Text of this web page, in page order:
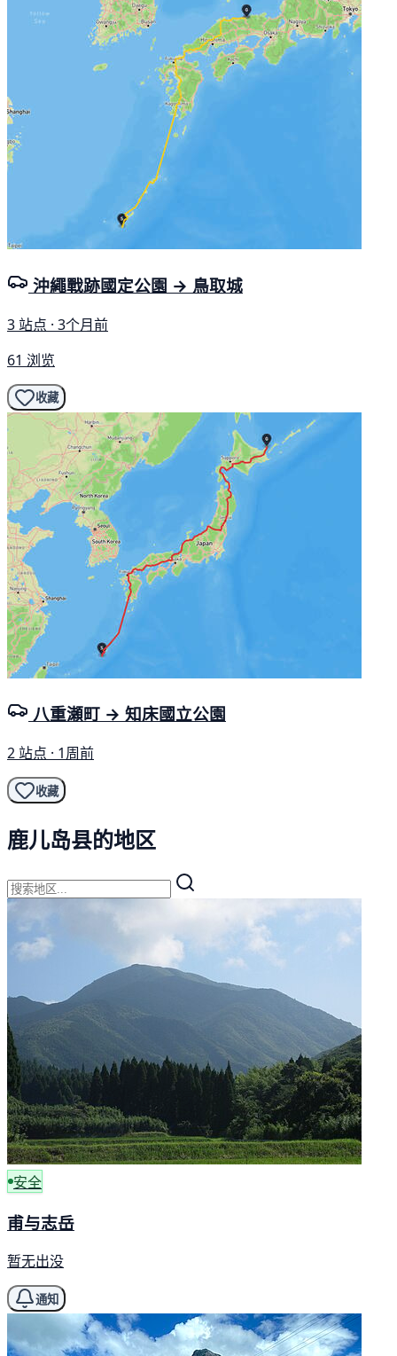
沖繩戰跡國定公園 → 鳥取城
3 站点 · 3个月前
61 浏览
收藏
八重瀬町 → 知床國立公園
2 站点 · 1周前
收藏
鹿儿岛县的地区
安全
甫与志岳
暂无出没
通知